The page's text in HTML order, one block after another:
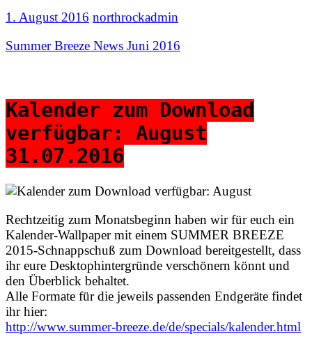
1. August 2016 northrockadmin
Summer Breeze News Juni 2016
Kalender zum Download
verfügbar: August
31.07.2016
Rechtzeitig zum Monatsbeginn haben wir für euch ein
Kalender-Wallpaper mit einem SUMMER BREEZE
2015-Schnappschuß zum Download bereitgestellt, dass
ihr eure Desktophintergründe verschönern könnt und
den Überblick behaltet.
Alle Formate für die jeweils passenden Endgeräte findet
ihr hier:
http://www.summer-breeze.de/de/specials/kalender.html